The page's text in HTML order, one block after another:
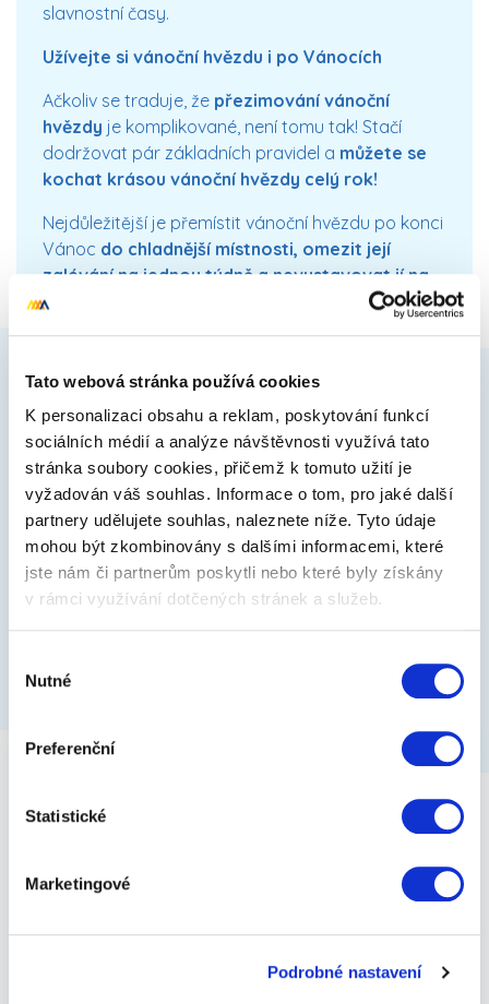
Tato webová stránka používá cookies
K personalizaci obsahu a reklam, poskytování funkcí
sociálních médií a analýze návštěvnosti využívá tato
stránka soubory cookies, přičemž k tomuto užití je
vyžadován váš souhlas. Informace o tom, pro jaké další
partnery udělujete souhlas, naleznete níže. Tyto údaje
mohou být zkombinovány s dalšími informacemi, které
jste nám či partnerům poskytli nebo které byly získány
v rámci využívání dotčených stránek a služeb.
souhlasu
Nutné
Preferenční
Statistické
Marketingové
Podrobné nastavení
slavnostní časy.
Užívejte si vánoční hvězdu i po Vánocích
Ačkoliv se traduje, že přezimování vánoční
hvězdy je komplikované, není tomu tak! Stačí
dodržovat pár základních pravidel a můžete se
kochat krásou vánoční hvězdy celý rok!
Nejdůležitější je přemístit vánoční hvězdu po konci
Vánoc do chladnější místnosti, omezit její
zalévání na jednou týdně a nevystavovat jí na
přímé slunce
. Na konci léta pak stačí vánoční
světlo a po zbytek dne ji opět zakrýt.
Díky tomu může být vánoční hvězda ozdobou
Vaší domácnosti i další Vánoce.
Zpět na výpis článků